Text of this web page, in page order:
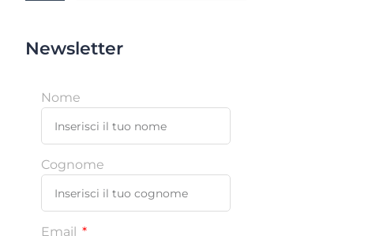
Newsletter
Nome
Cognome
Email